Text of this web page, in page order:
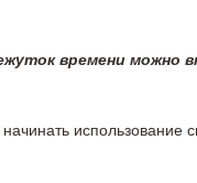
времени можно